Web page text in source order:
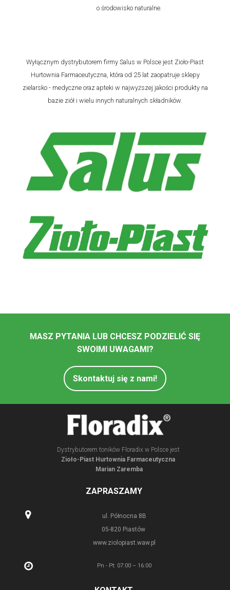
o środowisko naturalne.
Wyłącznym dystrybutorem firmy Salus w Polsce jest Zioło-Piast
Hurtownia Farmaceutyczna, która od 25 lat zaopatruje sklepy
zielarsko - medyczne oraz apteki w najwyższej jakości produkty na
bazie ziół i wielu innych naturalnych składników.
MASZ PYTANIA LUB CHCESZ PODZIELIĆ SIĘ
SWOIMI UWAGAMI?
Skontaktuj się z nami!
Dystrybutorem toników Floradix w Polsce jest
Zioło-Piast Hurtownia Farmaceutyczna
Marian Zaremba
ZAPRASZAMY
ul. Północna 8B
05-820 Piastów
www.ziolopiast.waw.pl
Pn - Pt: 07:00 – 16:00